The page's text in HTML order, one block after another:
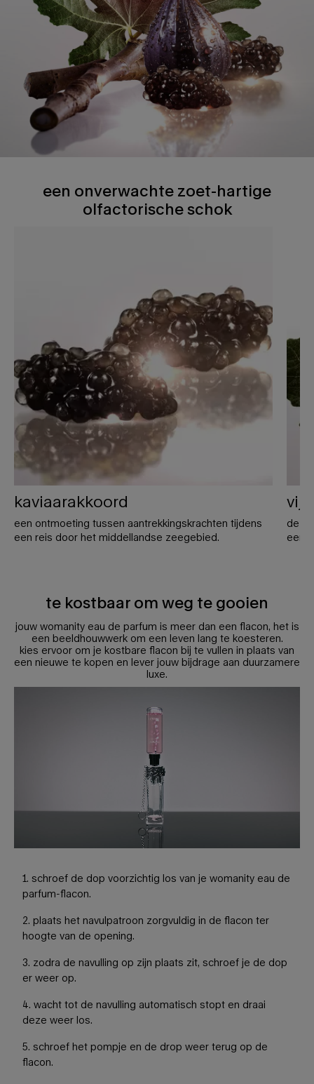
een onverwachte zoet-hartige
olfactorische schok
kaviaarakkoord
een ontmoeting tussen aantrekkingskrachten tijdens
een reis door het middellandse zeegebied.
de
een
te kostbaar om weg te gooien
jouw womanity eau de parfum is meer dan een flacon, het is
een beeldhouwwerk om een leven lang te koesteren.
kies ervoor om je kostbare flacon bij te vullen in plaats van
een nieuwe te kopen en lever jouw bijdrage aan duurzamere
luxe.
1. schroef de dop voorzichtig los van je womanity eau de
parfum-flacon.
2. plaats het navulpatroon zorgvuldig in de flacon ter
hoogte van de opening.
3. zodra de navulling op zijn plaats zit, schroef je de dop
er weer op.
4. wacht tot de navulling automatisch stopt en draai
deze weer los.
5. schroef het pompje en de drop weer terug op de
flacon.